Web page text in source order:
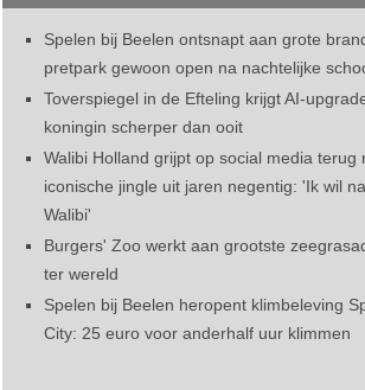
Spelen bij Beelen ontsnapt aan grote
pretpark gewoon open na nachtelijke
Toverspiegel in de Efteling krijgt AI-
koningin scherper dan ooit
Walibi Holland grijpt op social media terug
iconische jingle uit jaren negentig: 'Ik wil
Walibi'
Burgers' Zoo werkt aan grootste
ter wereld
Spelen bij Beelen heropent klimbeleving
City: 25 euro voor anderhalf uur klimmen